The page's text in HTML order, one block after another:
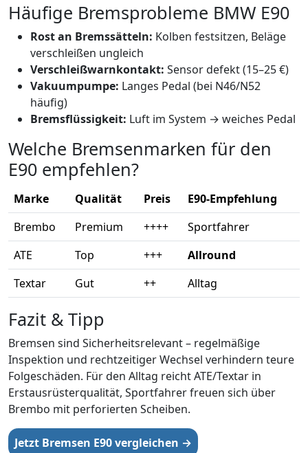
Häufige Bremsprobleme BMW E90
Rost an Bremssätteln: Kolben festsitzen, Beläge
verschleißen ungleich
Verschleißwarnkontakt: Sensor defekt (15–25 €)
Vakuumpumpe: Langes Pedal (bei N46/N52
häufig)
Bremsflüssigkeit: Luft im System → weiches Pedal
Welche Bremsenmarken für den
E90 empfehlen?
Marke Qualität Preis
E90‑Empfehlung
Brembo
Premium ++++
Sportfahrer
ATE
Top +++
Allround
Textar
Gut ++ Alltag
Fazit & Tipp
Bremsen sind Sicherheitsrelevant – regelmäßige
Inspektion und rechtzeitiger Wechsel verhindern teure
Folgeschäden. Für den Alltag reicht ATE/Textar in
Erstausrüsterqualität, Sportfahrer freuen sich über
Brembo mit perforierten Scheiben.
Jetzt Bremsen E90 vergleichen →